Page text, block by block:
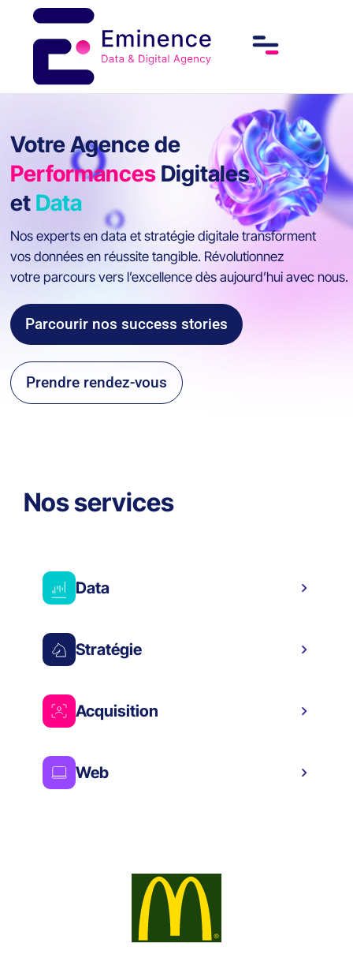
Parcourir nos success stories
Prendre rendez-vous
Nos experts en data et stratégie digitale transforment
vos données en réussite tangible. Révolutionnez
votre parcours vers l’excellence dès aujourd’hui avec nous.
Votre Agence de
Performances Digitales
et Data
Nos services
Data
Stratégie
Acquisition
Web